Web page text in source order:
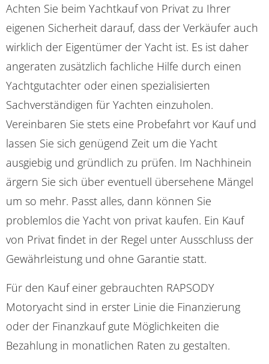
Achten Sie beim Yachtkauf von Privat zu Ihrer
eigenen Sicherheit darauf, dass der Verkäufer auch
wirklich der Eigentümer der Yacht ist. Es ist daher
angeraten zusätzlich fachliche Hilfe durch einen
Yachtgutachter oder einen spezialisierten
Sachverständigen für Yachten einzuholen.
Vereinbaren Sie stets eine Probefahrt vor Kauf und
lassen Sie sich genügend Zeit um die Yacht
ausgiebig und gründlich zu prüfen. Im Nachhinein
ärgern Sie sich über eventuell übersehene Mängel
um so mehr. Passt alles, dann können Sie
problemlos die Yacht von privat kaufen. Ein Kauf
von Privat findet in der Regel unter Ausschluss der
Gewährleistung und ohne Garantie statt.
Für den Kauf einer gebrauchten RAPSODY
Motoryacht sind in erster Linie die Finanzierung
oder der Finanzkauf gute Möglichkeiten die
Bezahlung in monatlichen Raten zu gestalten.